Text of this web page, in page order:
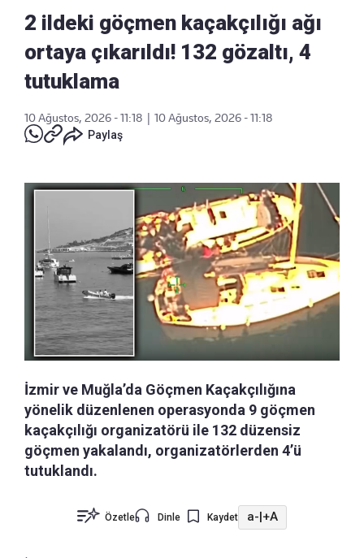
2 ildeki göçmen kaçakçılığı ağı
ortaya çıkarıldı! 132 gözaltı, 4
tutuklama
10 Ağustos, 2026 - 11:18
10 Ağustos, 2026 - 11:18
Paylaş
İzmir ve Muğla’da Göçmen Kaçakçılığına
yönelik düzenlenen operasyonda 9 göçmen
kaçakçılığı organizatörü ile 132 düzensiz
göçmen yakalandı, organizatörlerden 4’ü
tutuklandı.
Özetle Dinle Kaydet a-|+A